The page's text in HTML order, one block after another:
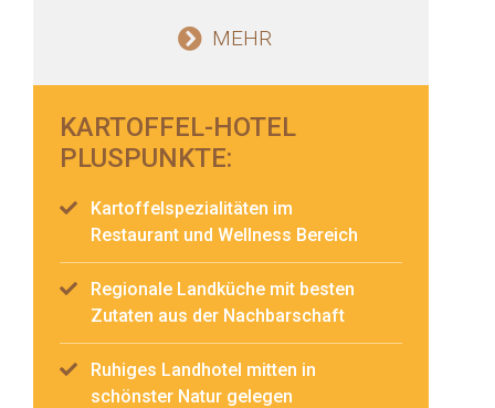
MEHR
KARTOFFEL-HOTEL
PLUSPUNKTE:
Kartoffelspezialitäten im
Restaurant und Wellness Bereich
Regionale Landküche mit besten
Zutaten aus der Nachbarschaft
Ruhiges Landhotel mitten in
schönster Natur gelegen